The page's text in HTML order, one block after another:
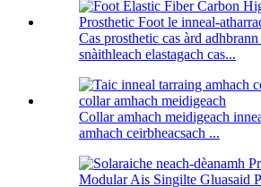
Cas prosthetic cas àrd
snàithleach elastagach cas...
Collar amhach meidigeach
amhach ceirbheacsach ...